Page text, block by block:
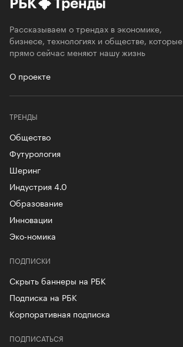
РБК Тренды
Рассказываем о трендах в экономике,
бизнесе, технологиях и обществе, которые
прямо сейчас меняют нашу жизнь
О проекте
ТРЕНДЫ
Общество
Футурология
Шеринг
Индустрия 4.0
Образование
Инновации
Эко-номика
ПОДПИСКИ
Скрыть баннеры на РБК
Подписка на РБК
Корпоративная подписка
ПОДПИСАТЬСЯ